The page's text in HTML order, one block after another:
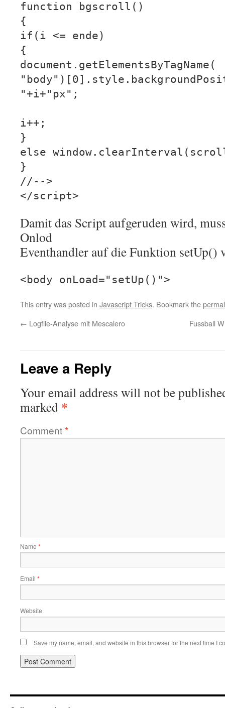
function bgscroll()
{
if(i <= ende)
{
document.getElementsByTagName(
"+i+"px";
i++;
}
else
}
//-->
</script>
Damit das Script aufgeruden wird,
Onlod
Eventhandler auf die Funktion setUp()
<body onLoad="setUp()">
This entry was posted in Javascript Tricks. Bookmark the
← Logfile-Analyse mit Mescalero Fussball
Leave a Reply
Your email address will not be
marked *
Comment*
Name *
Email *
Website
Save my name, email, and website in this browser for the next time I